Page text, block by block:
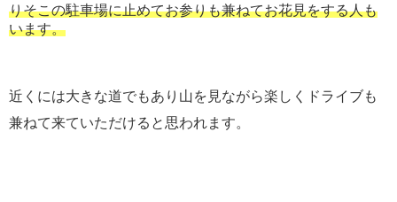
りそこの駐車場に止めてお参りも兼ねてお花見をする人も
います。
近くには大きな道でもあり山を見ながら楽しくドライブも
兼ねて来ていただけると思われます。